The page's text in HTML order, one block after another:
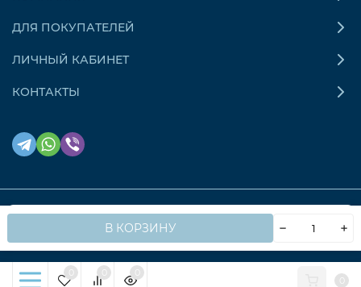
В КОРЗИНУ
ДЛЯ ПОКУПАТЕЛЕЙ
ЛИЧНЫЙ КАБИНЕТ
КОНТАКТЫ
быстрее для вас.